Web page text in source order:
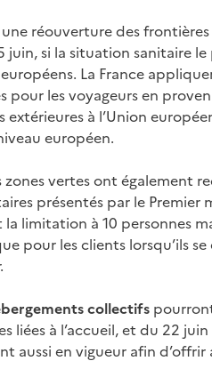
réouverture des
juin, si la situation sanitaire
La France
pour les voyageurs en
à l’Union
européen.
zones vertes ont également
présentés par le
limitation à 10 personnes
pour les clients lorsqu’ils
collectifs
à l’accueil, et du 22
aussi en vigueur afin